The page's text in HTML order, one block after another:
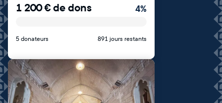
1 200€de dons 4%
5 donateurs 891 jours restants